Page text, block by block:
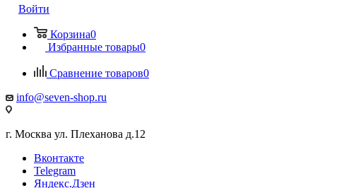
Войти
Корзина0
Избранные товары0
Сравнение товаров0
info@seven-shop.ru
г. Москва ул. Плеханова д.12
Вконтакте
Telegram
Яндекс.Дзен